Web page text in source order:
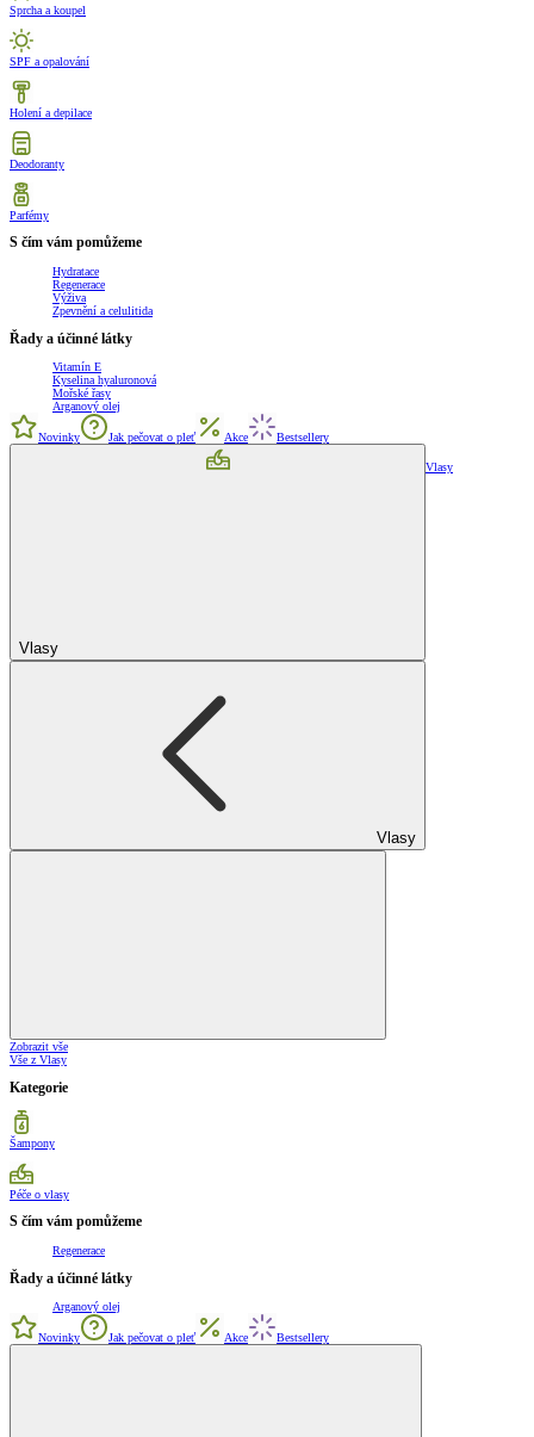
Sprcha a koupel
SPF a opalování
Holení a depilace
Deodoranty
Parfémy
S čím vám pomůžeme
Hydratace
Regenerace
Výživa
Zpevnění a celulitida
Řady a účinné látky
Vitamín E
Kyselina hyaluronová
Mořské řasy
Arganový olej
Novinky Jak pečovat o pleť Akce Bestsellery
Vlasy
Vlasy
Vlasy
Zobrazit vše
Vše z Vlasy
Kategorie
Šampony
Péče o vlasy
S čím vám pomůžeme
Regenerace
Řady a účinné látky
Arganový olej
Novinky Jak pečovat o pleť Akce Bestsellery